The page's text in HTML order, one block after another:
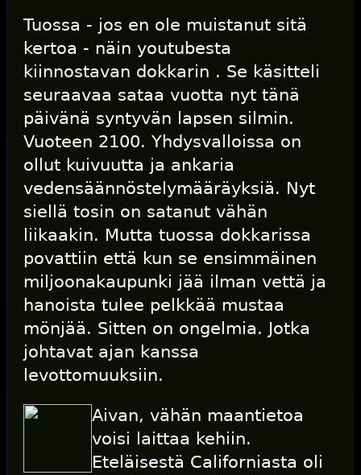
Tuossa - jos en ole muistanut sitä
kertoa - näin youtubesta
kiinnostavan dokkarin . Se käsitteli
seuraavaa sataa vuotta nyt tänä
päivänä syntyvän lapsen silmin.
Vuoteen 2100. Yhdysvalloissa on
ollut kuivuutta ja ankaria
vedensäännöstelymääräyksiä. Nyt
siellä tosin on satanut vähän
liikaakin. Mutta tuossa dokkarissa
povattiin että kun se ensimmäinen
miljoonakaupunki jää ilman vettä ja
hanoista tulee pelkkää mustaa
mönjää. Sitten on ongelmia. Jotka
johtavat ajan kanssa
levottomuuksiin.
Aivan, vähän maantietoa
voisi laittaa kehiin.
Eteläisestä Californiasta oli